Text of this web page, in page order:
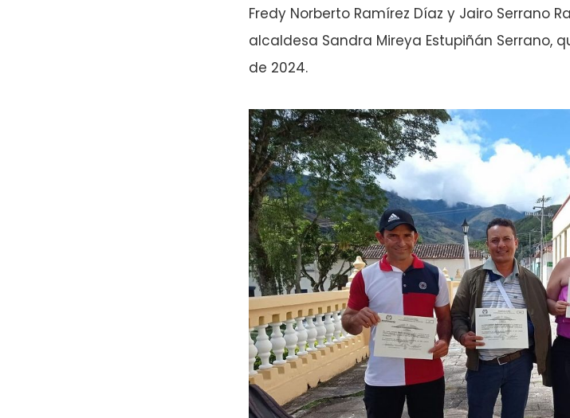
Fredy Norberto Ramírez Díaz y Jairo Serrano
alcaldesa Sandra Mireya Estupiñán Serrano,
de 2024.